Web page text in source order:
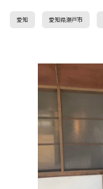
愛知 愛知県瀬戸市